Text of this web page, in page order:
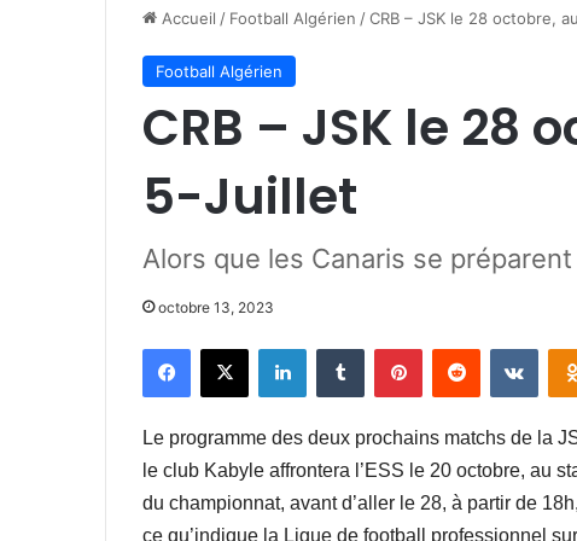
Accueil / Football Algérien /CRB – JSK le 28 octobre,
Football Algérien
CRB – JSK le 28
5-Juillet
Alors que les Canaris se
octobre 13, 2023
Facebook
X LinkedinTumblr PinterestReddit
Le programme des deux prochains matchs de la
le club Kabyle affrontera l’ESS le 20 octobre, au
du championnat, avant d’aller le 28, à partir de
ce qu’indique la Ligue de football professionnel